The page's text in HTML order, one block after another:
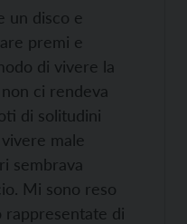
un disco e
premi e
di vivere la
ci rendeva
di solitudini
male
sembrava
Mi sono reso
rappresentate di